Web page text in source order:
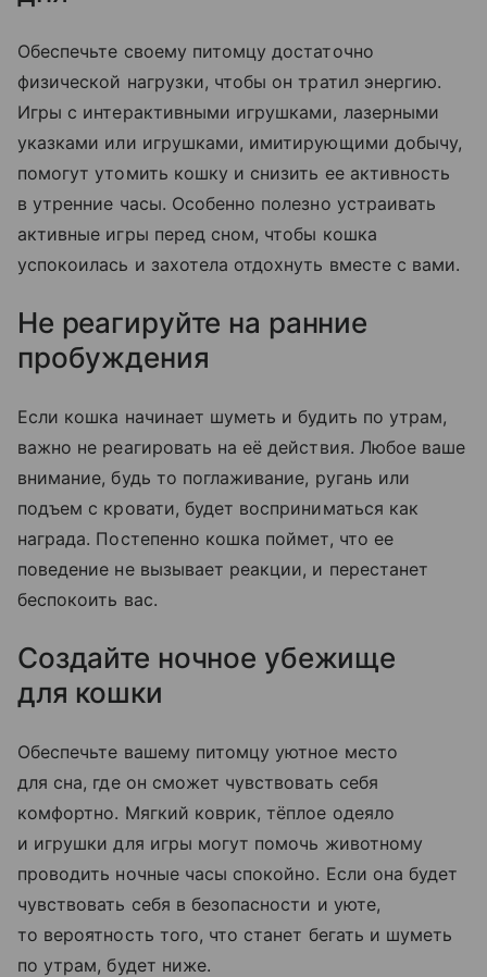
Обеспечьте своему питомцу достаточно
физической нагрузки, чтобы он тратил энергию.
Игры с интерактивными игрушками, лазерными
указками или игрушками, имитирующими добычу,
помогут утомить кошку и снизить ее активность
в утренние часы. Особенно полезно устраивать
активные игры перед сном, чтобы кошка
успокоилась и захотела отдохнуть вместе с вами.
Не реагируйте на ранние
пробуждения
Если кошка начинает шуметь и будить по утрам,
важно не реагировать на её действия. Любое ваше
внимание, будь то поглаживание, ругань или
подъем с кровати, будет восприниматься как
награда. Постепенно кошка поймет, что ее
поведение не вызывает реакции, и перестанет
беспокоить вас.
Создайте ночное убежище
для кошки
Обеспечьте вашему питомцу уютное место
для сна, где он сможет чувствовать себя
комфортно. Мягкий коврик, тёплое одеяло
и игрушки для игры могут помочь животному
проводить ночные часы спокойно. Если она будет
чувствовать себя в безопасности и уюте,
то вероятность того, что станет бегать и шуметь
по утрам, будет ниже.